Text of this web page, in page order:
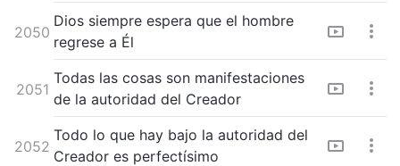
2050
Dios siempre espera que el hombre
regrese a Él
2051
Todas las cosas son manifestaciones
de la autoridad del Creador
2052
Todo lo que hay bajo la autoridad del
Creador es perfectísimo